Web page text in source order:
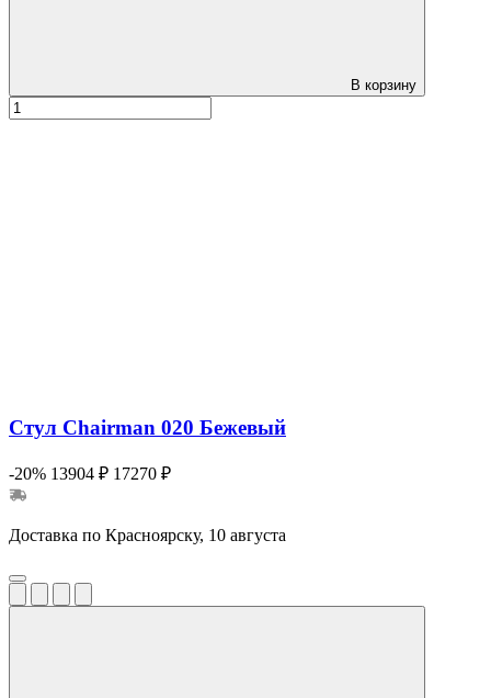
В корзину
Стул Chairman 020 Бежевый
-20% 13904 ₽ 17270 ₽
Доставка по Красноярску, 10 августа